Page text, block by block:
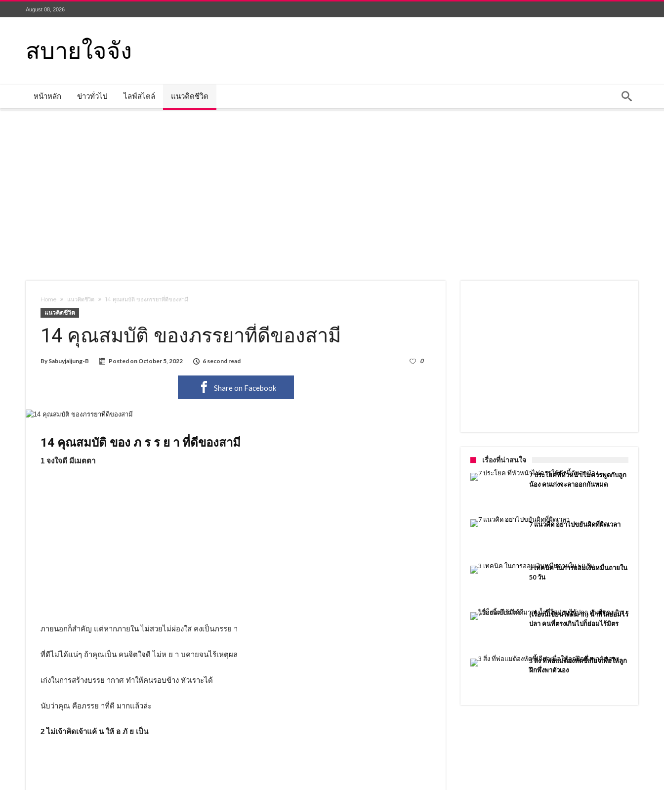
August 08, 2026
สบายใจจัง
หน้าหลัก ข่าวทั่วไป ไลฟ์สไตล์ แนวคิดชีวิต
Home แนวคิดชีวิต 14 คุณสมบัติ ของภรรยาที่ดีของสามี
แนวคิดชีวิต
14 คุณสมบัติ ของภรรยาที่ดีของสามี
By Sabuyjaijung-B Posted on October 5, 2022 6 second read 0
Share on Facebook
14 คุณสมบัติ ของ ภ ร ร ย า ที่ดีของสามี
1 จงใจดี มีเมตตา
ภายนอกก็สำคัญ แต่หากภายใน ไม่สวยไม่ผ่องใส คงเป็นภรรย า
ที่ดีไม่ได้แน่ๆ ถ้าคุณเป็น คนจิตใจดี ไม่ห ย า บคายจนไร้เหตุผล
เก่งในการสร้างบรรย ากาศ ทำให้คนรอบข้าง หัวเราะได้
นับว่าคุณ คือภรรย าที่ดี มากแล้วล่ะ
2 ไม่เจ้าคิดเจ้าแค้ น ให้ อ ภั ย เป็น
เรื่องที่น่าสนใจ
7 ประโยคที่หัวหน้า ไม่ควรพูดกับลูก
น้อง คนเก่งจะลาออกกันหมด
7 แนวคิด อย่าไปขยันผิดที่ผิดเวลา
3 เทคนิค ในการออมเงินหมื่นถายใน
50 วัน
(เรื่องนี้เขียนได้ดีมาก) น้ำที่ใสย่อมไร้
ปลา คนที่ตรงเกินไปก็ย่อมไร้มิตร
3 สิ่ง ที่พ่อแม่ต้องหัดขี้เกียจเพื่อให้ลูก
ฝึกพึ่งพาตัวเอง